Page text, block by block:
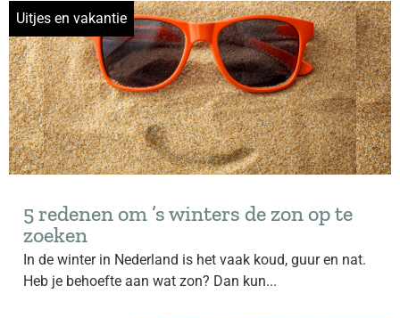
Uitjes en vakantie
5 redenen om ’s winters de zon op te
zoeken
In de winter in Nederland is het vaak koud, guur en nat.
Heb je behoefte aan wat zon? Dan kun...